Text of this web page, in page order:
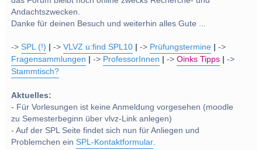
Andachtszwecken.
Danke für deinen Besuch und weiterhin alles Gute ...
->SPL (!) ->VLVZ u:find SPL10 -> Prüfungstermine
->
Fragensammlungen
-> ProfessorInnen ->Oinks Tipps
->
Stammtisch?
Aktuelles:
- Für Vorlesungen ist keine Anmeldung vorgesehen (moodle
zu Semesterbeginn über vlvz-Link anlegen)
- Auf der SPL Seite findet sich nun für Anliegen und
Problemchen einSPL-Kontaktformular.